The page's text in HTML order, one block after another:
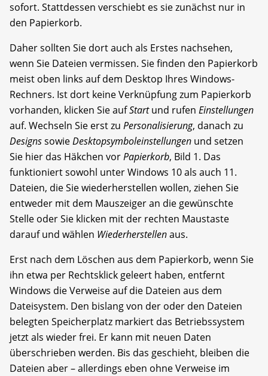
sofort. Stattdessen verschiebt es sie zunächst nur in
den Papierkorb.
Daher sollten Sie dort auch als Erstes nachsehen,
wenn Sie Dateien vermissen. Sie finden den Papierkorb
meist oben links auf dem Desktop Ihres Windows-
Rechners. Ist dort keine Verknüpfung zum Papierkorb
vorhanden, klicken Sie aufStartund rufen Einstellungen
auf. Wechseln Sie erst zu Personalisierung, danach zu
DesignssowieDesktopsymboleinstellungen und setzen
Sie hier das Häkchen vorPapierkorb, Bild 1. Das
funktioniert sowohl unter Windows 10 als auch 11.
Dateien, die Sie wiederherstellen wollen, ziehen Sie
entweder mit dem Mauszeiger an die gewünschte
Stelle oder Sie klicken mit der rechten Maustaste
darauf und wählen Wiederherstellenaus.
Erst nach dem Löschen aus dem Papierkorb, wenn Sie
ihn etwa per Rechtsklick geleert haben, entfernt
Windows die Verweise auf die Dateien aus dem
Dateisystem. Den bislang von der oder den Dateien
belegten Speicherplatz markiert das Betriebssystem
jetzt als wieder frei. Er kann mit neuen Daten
überschrieben werden. Bis das geschieht, bleiben die
Dateien aber – allerdings eben ohne Verweise im